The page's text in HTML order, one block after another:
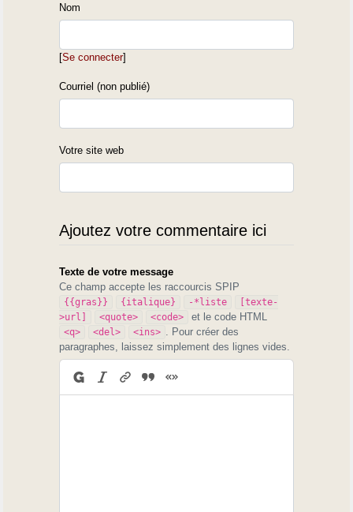
Nom
[Se connecter]
Courriel (non publié)
Votre site web
Ajoutez votre commentaire ici
Texte de votre message
Ce champ accepte les raccourcis SPIP
{{gras}} {italique} -*liste
[texte-
>url]
<quote> <code> et le code HTML
<q> <del> <ins>
. Pour créer des
paragraphes, laissez simplement des lignes vides.